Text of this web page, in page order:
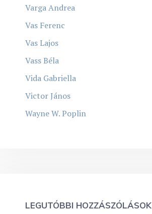
Varga Andrea
Vas Ferenc
Vas Lajos
Vass Béla
Vida Gabriella
Victor János
Wayne W. Poplin
LEGUTÓBBI HOZZÁSZÓLÁSOK